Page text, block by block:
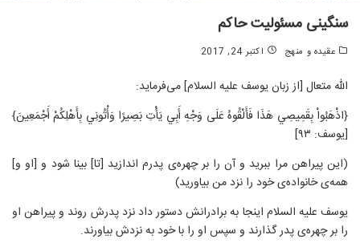
سنگینی مسئولیت حاکم
عقیده و منهج اکتبر 24, 2017
الله متعال [از زبان یوسف علیه السلام] می‌فرماید:
{اذْهَبُواْ بِقَمِيصِي هَذَا فَأَلْقُوهُ عَلَى وَجْهِ أَبِي يَأْتِ بَصِيرًا وَأْتُونِي بِأَهْلِكُمْ أَجْمَعِينَ}
[یوسف: ۹۳]
(این پیراهن مرا ببرید و آن را بر چهره‌ی پدرم اندازید [تا] بینا شود و [او و]
همه‌ی خانواده‌ی خود را نزد من بیاورید)
یوسف علیه السلام اینجا به برادرانش دستور داد نزد پدرش روند و پیراهن او
را بر چهره‌ی پدر گذارند و سپس او را با خود به نزدش بیاورند.